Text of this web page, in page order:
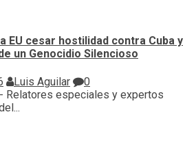
EU cesar hostilidad contra Cuba y
un Genocidio Silencioso
Luis Aguilar
0
Relatores especiales y expertos